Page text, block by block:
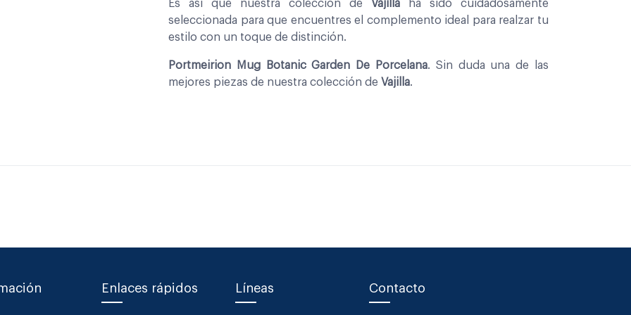
Es asi que nuestra coleccion de Vajilla ha sido cuidadosamente
seleccionada para que encuentres el complemento ideal para realzar tu
estilo con un toque de distinción.
Portmeirion Mug Botanic Garden De Porcelana. Sin duda una de las
mejores piezas de nuestra colección de Vajilla.
Enlaces rápidos Líneas Contacto